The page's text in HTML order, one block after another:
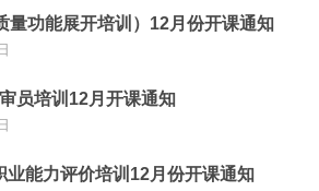
量功能展开培训）12月份开课通知
员培训12月开课通知
业能力评价培训12月份开课通知